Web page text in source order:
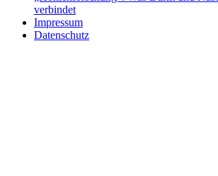
verbindet
Impressum
Datenschutz